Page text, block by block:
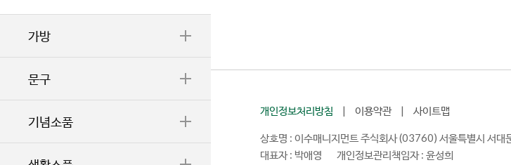
가방
문구
기념소품
개인정보처리방침 | 이용약관 | 사이트맵
상호명 : 이수매니지먼트 주식회사(03760) 서울특별시 서대
대표자 : 박애영 개인정보관리책임자 : 윤성희